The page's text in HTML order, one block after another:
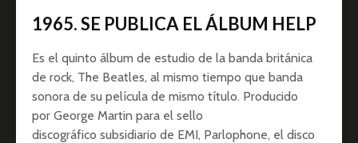
1965. SE PUBLICA EL ÁLBUM HELP
Es el quinto álbum de estudio de la banda británica
de rock, The Beatles, al mismo tiempo que banda
sonora de su película de mismo título. Producido
por George Martin para el sello
discográfico subsidiario de EMI, Parlophone, el disco